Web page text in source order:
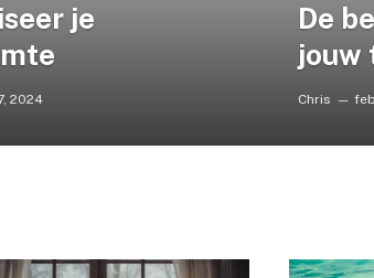
je
2024
De
jouw
Chris